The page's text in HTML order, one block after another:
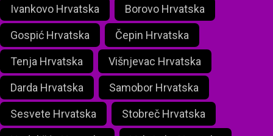
Ivankovo Hrvatska Borovo Hrvatska
Gospić Hrvatska Čepin Hrvatska
Tenja Hrvatska Višnjevac Hrvatska
Darda Hrvatska Samobor Hrvatska
Sesvete Hrvatska Stobreč Hrvatska